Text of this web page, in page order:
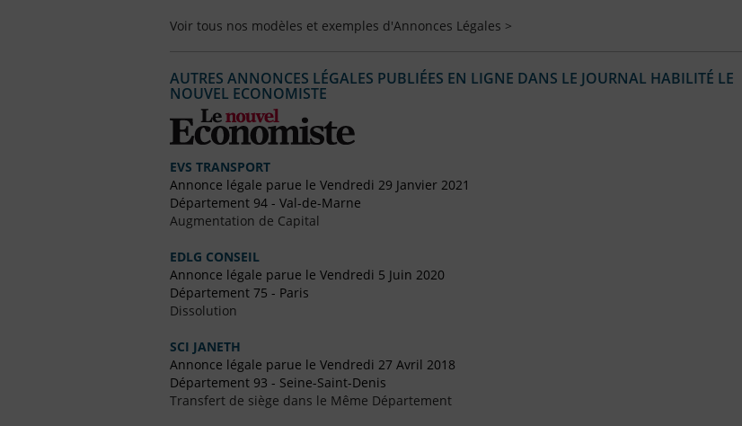
Voir tous nos modèles et exemples d'Annonces Légales >
AUTRES ANNONCES LÉGALES PUBLIÉES EN LIGNE DANS LE JOURNAL HABILITÉ LE
NOUVEL ECONOMISTE
EVS TRANSPORT
Annonce légale parue le Vendredi 29 Janvier 2021
Département 94 - Val-de-Marne
Augmentation de Capital
EDLG CONSEIL
Annonce légale parue le Vendredi 5 Juin 2020
Département 75 - Paris
Dissolution
SCI JANETH
Annonce légale parue le Vendredi 27 Avril 2018
Département 93 - Seine-Saint-Denis
Transfert de siège dans le Même Département